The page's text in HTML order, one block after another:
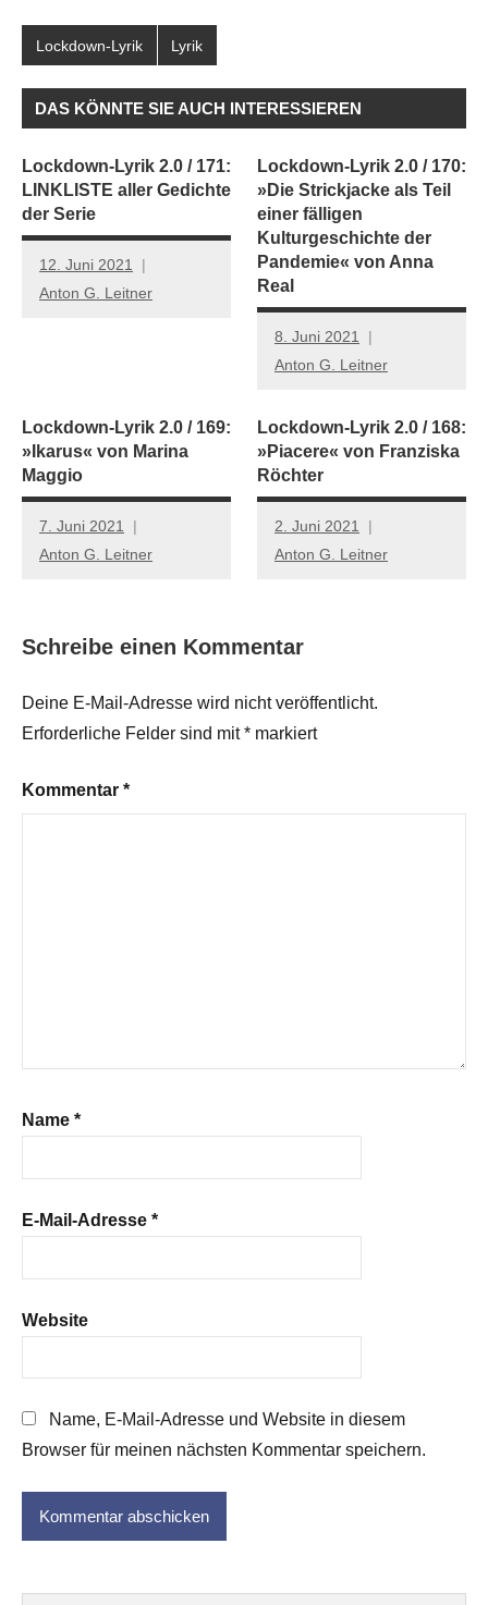
Lockdown-Lyrik Lyrik
DAS KÖNNTE SIE AUCH INTERESSIEREN
Lockdown-Lyrik 2.0 / 171:
LINKLISTE aller Gedichte
der Serie
12. Juni 2021
Anton G. Leitner
Lockdown-Lyrik 2.0 / 170:
»Die Strickjacke als Teil
einer fälligen
Kulturgeschichte der
Pandemie« von Anna
Real
8. Juni 2021
Anton G. Leitner
Lockdown-Lyrik 2.0 / 169:
»Ikarus« von Marina
Maggio
7. Juni 2021
Anton G. Leitner
Lockdown-Lyrik 2.0 / 168:
»Piacere« von Franziska
Röchter
2. Juni 2021
Anton G. Leitner
Schreibe einen Kommentar
Deine E-Mail-Adresse wird nicht veröffentlicht.
Erforderliche Felder sind mit* markiert
Kommentar *
Name *
E-Mail-Adresse *
Website
Name, E-Mail-Adresse und Website in diesem
Browser für meinen nächsten Kommentar speichern.